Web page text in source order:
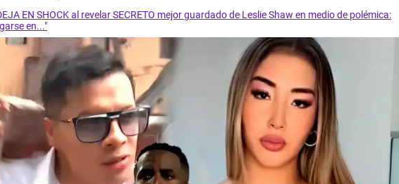
EN SHOCK al revelar SECRETO mejor guardado de Leslie Shaw en medio de polémica:
en..."